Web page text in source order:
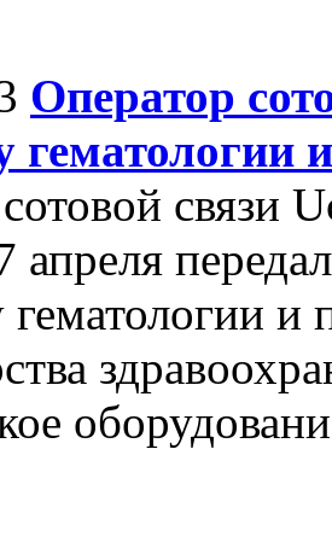
Оператор
гематологии
связи
апреля
гематологии и